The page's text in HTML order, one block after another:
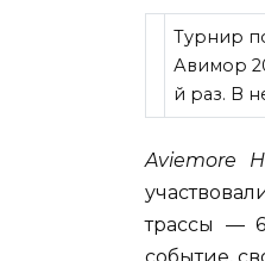
Турнир
Авимор
й раз. В
Aviemore
трассы —